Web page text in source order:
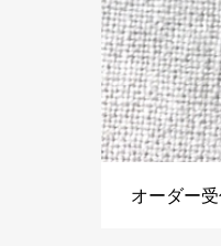
オーダー